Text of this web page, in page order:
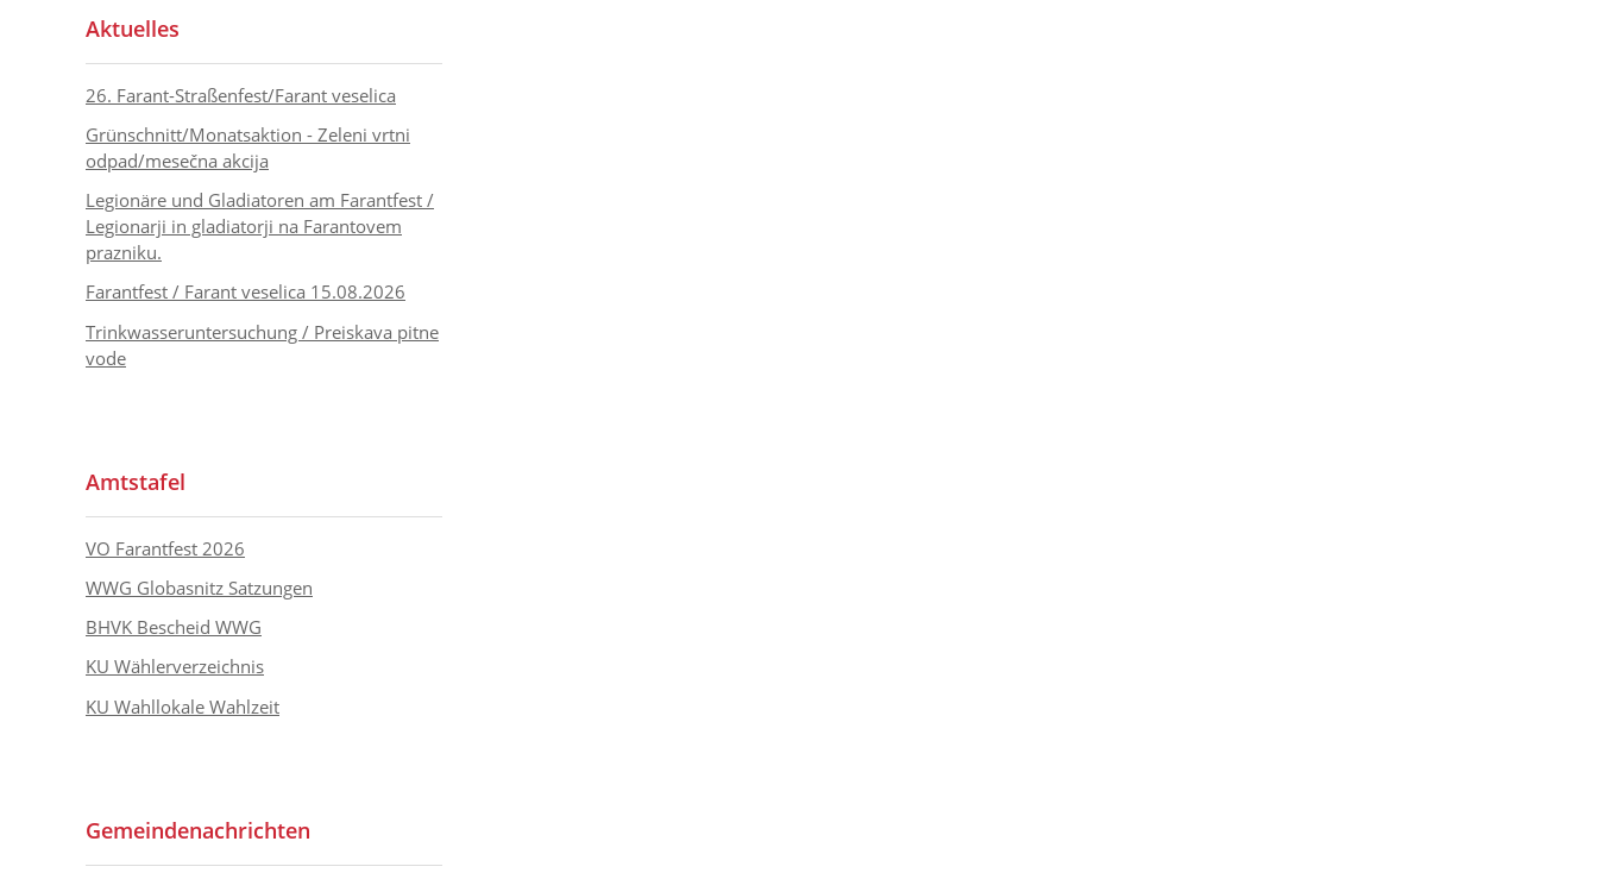
Aktuelles
26. Farant-Straßenfest/Farant veselica
Grünschnitt/Monatsaktion - Zeleni vrtni
odpad/mesečna akcija
Legionäre und Gladiatoren am Farantfest /
Legionarji in gladiatorji na Farantovem
prazniku.
Farantfest / Farant veselica 15.08.2026
Trinkwasseruntersuchung / Preiskava pitne
vode
Amtstafel
VO Farantfest 2026
WWG Globasnitz Satzungen
BHVK Bescheid WWG
KU Wählerverzeichnis
KU Wahllokale Wahlzeit
Gemeindenachrichten